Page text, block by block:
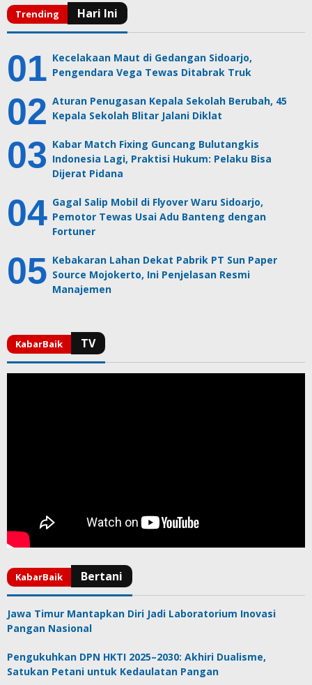
Kecelakaan Maut di Gedangan Sidoarjo,
Pengendara Vega Tewas Ditabrak Truk
Aturan Penugasan Kepala Sekolah Berubah, 45
Kepala Sekolah Blitar Jalani Diklat
Kabar Match Fixing Guncang Bulutangkis
Indonesia Lagi, Praktisi Hukum: Pelaku Bisa
Dijerat Pidana
Gagal Salip Mobil di Flyover Waru Sidoarjo,
Pemotor Tewas Usai Adu Banteng dengan
Fortuner
Kebakaran Lahan Dekat Pabrik PT Sun Paper
Source Mojokerto, Ini Penjelasan Resmi
Manajemen
Jawa Timur Mantapkan Diri Jadi Laboratorium Inovasi
Pangan Nasional
Pengukuhkan DPN HKTI 2025–2030: Akhiri Dualisme,
Satukan Petani untuk Kedaulatan Pangan